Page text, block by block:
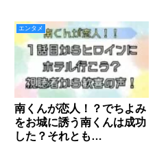
エンタメ
南くんが恋人！？でちよみ
をお城に誘う南くんは成功
した？それとも…